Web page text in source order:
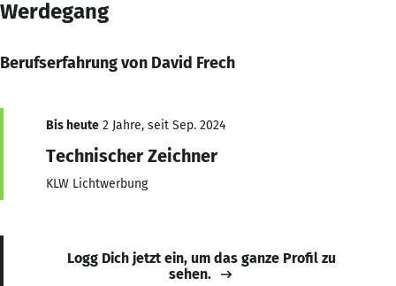
Werdegang
Berufserfahrung von David Frech
Bis heute 2 Jahre, seit Sep. 2024
Technischer Zeichner
KLW Lichtwerbung
Logg Dich jetzt ein, um das ganze Profil zu
sehen.